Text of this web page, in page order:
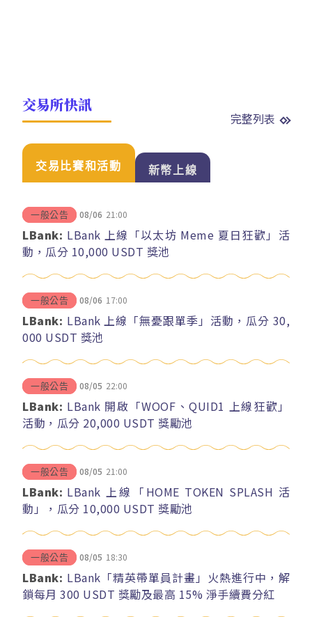
交易所快訊
完整列表
交易比賽和活動 新幣上線
一般公告 08/06 21:00
LBank: LBank 上線「以太坊 Meme 夏日狂歡」活
動，瓜分 10,000 USDT 獎池
一般公告 08/06 17:00
LBank: LBank 上線「無憂跟單季」活動，瓜分 30,
000 USDT 獎池
一般公告 08/05 22:00
LBank: LBank 開啟「WOOF、QUID1 上線狂歡」
活動，瓜分 20,000 USDT 獎勵池
一般公告 08/05 21:00
LBank: LBank 上線「HOME TOKEN SPLASH 活
動」，瓜分 10,000 USDT 獎勵池
一般公告 08/05 18:30
LBank: LBank「精英帶單員計畫」火熱進行中，解
鎖每月 300 USDT 獎勵及最高 15% 淨手續費分紅